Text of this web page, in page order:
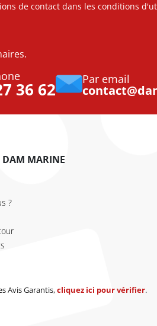
de contact dans les conditions
36 62 Par email
DAM MARINE
?
Avis Garantis,cliquez ici pour vérifier.